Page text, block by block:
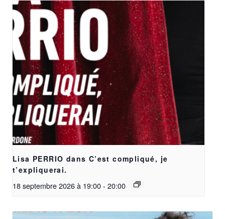
Lisa PERRIO dans C’est compliqué, je
t’expliquerai.
18 septembre 2026 à 19:00- 20:00